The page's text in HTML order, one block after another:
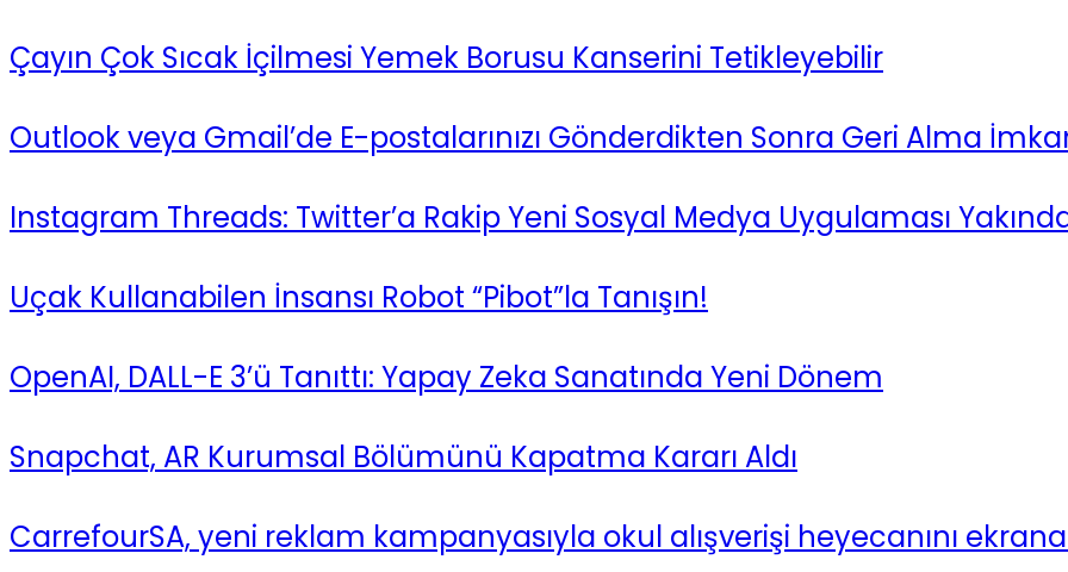
Çayın Çok Sıcak İçilmesi Yemek Borusu Kanserini Tetikleyebilir
Outlook veya Gmail’de E-postalarınızı Gönderdikten Sonra Geri Alma
Instagram Threads: Twitter’a Rakip Yeni Sosyal Medya Uygulaması
Uçak Kullanabilen İnsansı Robot “Pibot”la Tanışın!
OpenAI, DALL-E 3’ü Tanıttı: Yapay Zeka Sanatında Yeni Dönem
Snapchat, AR Kurumsal Bölümünü Kapatma Kararı Aldı
CarrefourSA, yeni reklam kampanyasıyla okul alışverişi heyecanını